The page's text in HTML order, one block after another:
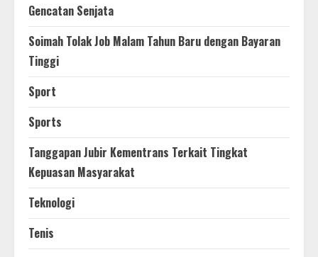
Gencatan Senjata
Soimah Tolak Job Malam Tahun Baru dengan Bayaran
Tinggi
Sport
Sports
Tanggapan Jubir Kementrans Terkait Tingkat
Kepuasan Masyarakat
Teknologi
Tenis